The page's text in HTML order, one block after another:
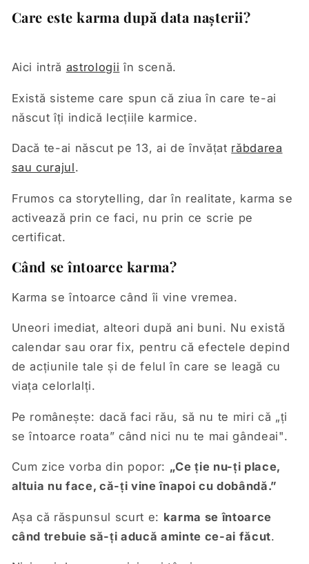
Care este karma după data nașterii?
Aici intră astrologii în scenă.
Există sisteme care spun că ziua în care te-ai
născut îți indică lecțiile karmice.
Dacă te-ai născut pe 13, ai de învățat răbdarea
sau curajul.
Frumos ca storytelling, dar în realitate, karma se
activează prin ce faci, nu prin ce scrie pe
certificat.
Când se întoarce karma?
Karma se întoarce când îi vine vremea.
Uneori imediat, alteori după ani buni. Nu există
calendar sau orar fix, pentru că efectele depind
de acțiunile tale și de felul în care se leagă cu
viața celorlalți.
Pe românește: dacă faci rău, să nu te miri că „ți
se întoarce roata” când nici nu te mai gândeai".
Cum zice vorba din popor: „Ce ție nu-ți place,
altuia nu face, că-ți vine înapoi cu dobândă.”
Așa că răspunsul scurt e: karma se întoarce
când trebuie să-ți aducă aminte ce-ai făcut.